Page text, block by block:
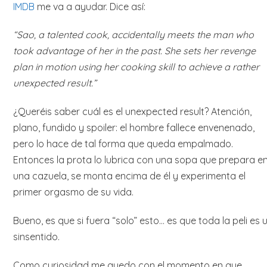
IMDB me va a ayudar. Dice así:
“Sao, a talented cook, accidentally meets the man who
took advantage of her in the past. She sets her revenge
plan in motion using her cooking skill to achieve a rather
unexpected result.”
¿Queréis saber cuál es el unexpected result? Atención,
plano, fundido y spoiler: el hombre fallece envenenado,
pero lo hace de tal forma que queda empalmado.
Entonces la prota lo lubrica con una sopa que prepara
una cazuela, se monta encima de él y experimenta el
primer orgasmo de su vida.
Bueno, es que si fuera “solo” esto… es que toda la peli es
sinsentido.